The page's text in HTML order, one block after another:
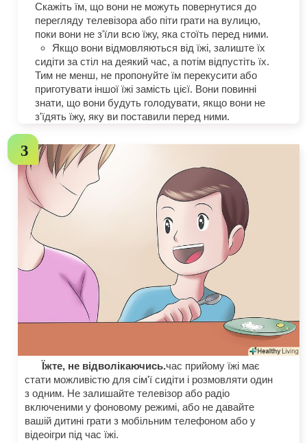
Скажіть їм, що вони не можуть повернутися до
перегляду телевізора або піти грати на вулицю,
поки вони не з'їли всю їжу, яка стоїть перед ними.
Якщо вони відмовляються від їжі, залиште їх
сидіти за стіл на деякий час, а потім відпустіть їх.
Тим не менш, не пропонуйте їм перекусити або
приготувати іншої їжі замість цієї. Вони повинні
знати, що вони будуть голодувати, якщо вони не
з'їдять їжу, яку ви поставили перед ними.
Їжте, не відволікаючись.час прийому їжі має
стати можливістю для сім'ї сидіти і розмовляти один
з одним. Не залишайте телевізор або радіо
включеними у фоновому режимі, або не давайте
вашій дитині грати з мобільним телефоном або у
відеоігри під час їжі.